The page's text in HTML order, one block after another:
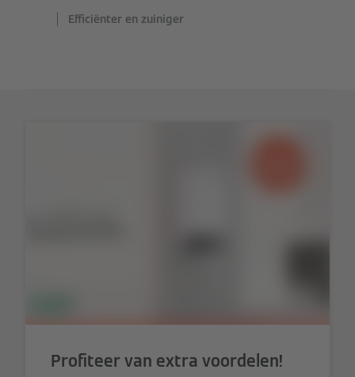
Efficiënter en zuiniger
Profiteer van extra voordelen!